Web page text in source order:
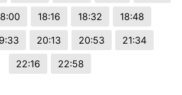
18:16 18:32
18:48
20:13 20:53
21:34
22:16
22:58